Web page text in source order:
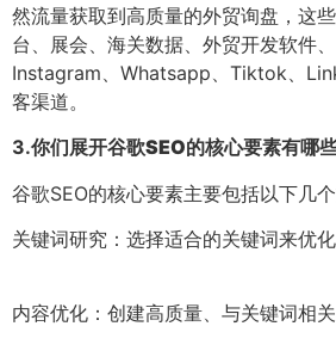
然流量获取到高质量的外贸询盘，这
台、展会、海关数据、外贸开发软件
Instagram、Whatsapp、Tiktok、
客渠道。
3.你们展开谷歌SEO的核心要素有哪
谷歌SEO的核心要素主要包括以下几个
关键词研究：选择适合的关键词来优化
内容优化：创建高质量、与关键词相关